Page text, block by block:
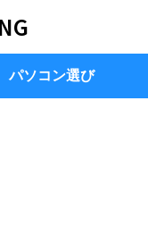
パソコン選び